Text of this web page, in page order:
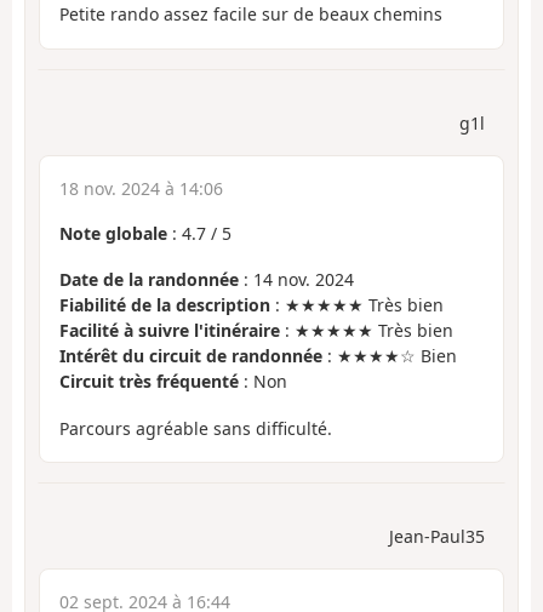
Petite rando assez facile sur de beaux chemins
g1l
18 nov. 2024 à 14:06
Note globale : 4.7 / 5
Date de la randonnée : 14 nov. 2024
Fiabilité de la description : ★★★★★ Très bien
Facilité à suivre l'itinéraire : ★★★★★ Très bien
Intérêt du circuit de randonnée : ★★★★☆ Bien
Circuit très fréquenté : Non
Parcours agréable sans difficulté.
Jean-Paul35
02 sept. 2024 à 16:44